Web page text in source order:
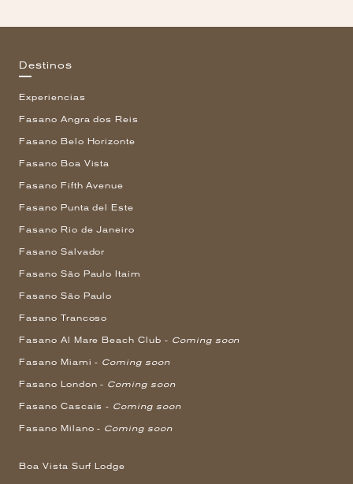
Destinos
Experiencias
Fasano Angra dos Reis
Fasano Belo Horizonte
Fasano Boa Vista
Fasano Fifth Avenue
Fasano Punta del Este
Fasano Rio de Janeiro
Fasano Salvador
Fasano São Paulo Itaim
Fasano São Paulo
Fasano Trancoso
Fasano Al Mare Beach Club - Coming soon
Fasano Miami - Coming soon
Fasano London - Coming soon
Fasano Cascais - Coming soon
Fasano Milano - Coming soon
Boa Vista Surf Lodge